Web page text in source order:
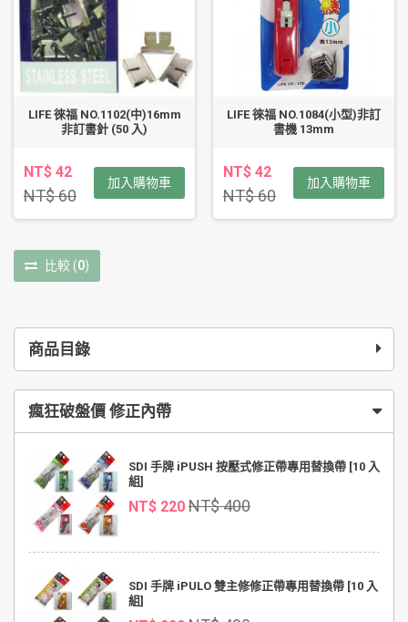
商品目錄
瘋狂破盤價 修正內帶
SDI 手牌 iPUSH 按壓式修正帶專用替換帶 [10 入
組]
NT$ 220 NT$ 400
SDI 手牌 iPULO 雙主修修正帶專用替換帶 [10 入
組]
LIFE 徠福 NO.1102(中)16mm
非訂書針 (50 入)
NT$ 42
NT$ 60
加入購物車
LIFE 徠福 NO.1084(小型)非訂
書機 13mm
NT$ 42
NT$ 60
加入購物車
比較 (0)